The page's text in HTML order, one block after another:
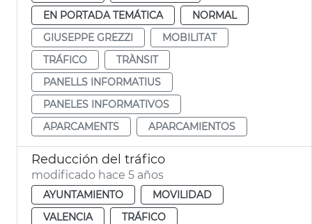
EN PORTADA TEMÁTICA
NORMAL
GIUSEPPE GREZZI
MOBILITAT
TRÁFICO
TRÀNSIT
PANELLS INFORMATIUS
PANELES INFORMATIVOS
APARCAMENTS
APARCAMIENTOS
Reducción del tráfico
modificado hace 5 años
AYUNTAMIENTO
MOVILIDAD
VALENCIA
TRÁFICO